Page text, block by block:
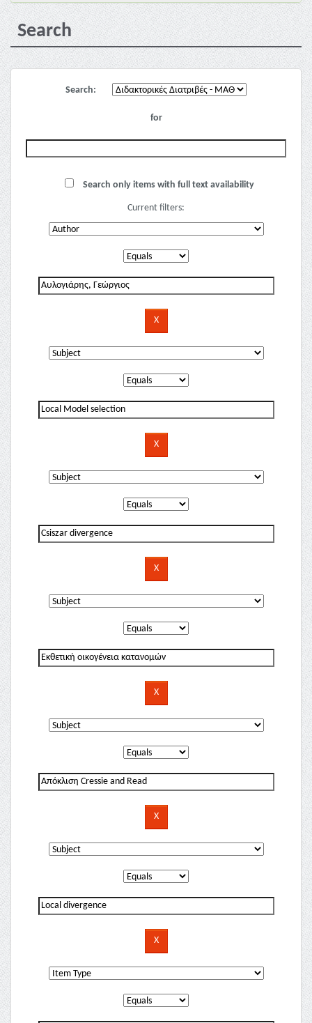
Search
Search:
for
Search only items with full text availability
Current filters: